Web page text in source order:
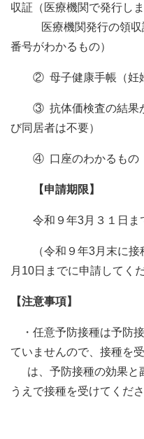
収証（医療機関で発行し
医療機関発行の領収証
番号がわかるもの）
② 母子健康手帳（妊婦
③ 抗体価検査の結果が
び同居者は不要）
④ 口座のわかるもの（
【申請期限】
令和９年3月３１日ま
（令和９年3月末に接
月10日までに申請してく
【注意事項】
・任意予防接種は予防
ていませんので、接種を
は、予防接種の効果と
うえで接種を受けてくださ